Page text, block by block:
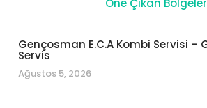
Gençosman E.C.A Kombi Servisi –
Servis
Ağustos 5, 2026